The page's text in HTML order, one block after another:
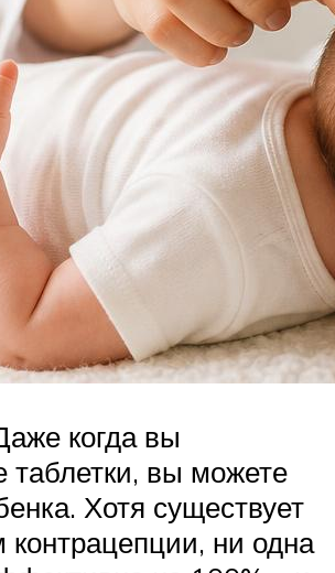
когда вы
таблетки, вы можете
Хотя существует
ни одна